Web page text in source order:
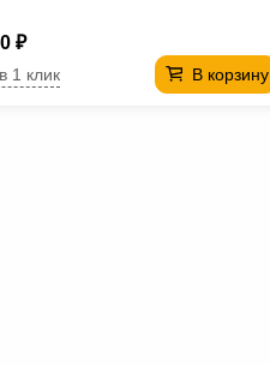
₽
В корзину
1 клик